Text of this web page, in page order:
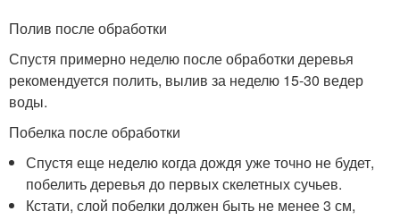
Полив после обработки
Спустя примерно неделю после обработки деревья
рекомендуется полить, вылив за неделю 15-30 ведер
воды.
Побелка после обработки
Спустя еще неделю когда дождя уже точно не будет,
побелить деревья до первых скелетных сучьев.
Кстати, слой побелки должен быть не менее 3 см,